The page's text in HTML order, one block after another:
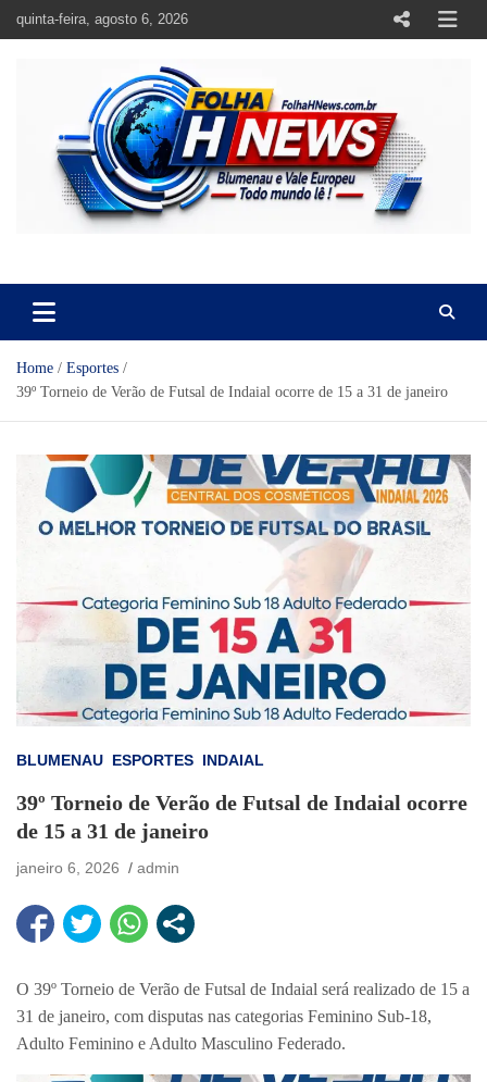
quinta-feira, agosto 6, 2026
Home
Esportes
39º Torneio de Verão de Futsal de Indaial ocorre de 15 a 31 de janeiro
BLUMENAU ESPORTES INDAIAL
39º Torneio de Verão de Futsal de Indaial ocorre
de 15 a 31 de janeiro
janeiro 6, 2026 admin
O 39º Torneio de Verão de Futsal de Indaial será realizado de 15 a
31 de janeiro, com disputas nas categorias Feminino Sub-18,
Adulto Feminino e Adulto Masculino Federado.